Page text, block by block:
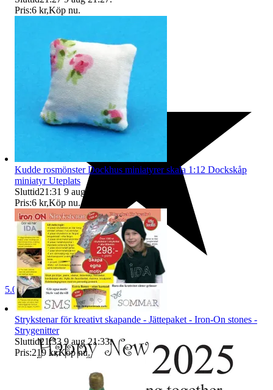
5.0
Pris:6 kr,Köp nu.
Kudde rosmönster Dockhus miniatyrer skala 1:12 Dockskåp
miniatyr Uteplats
Sluttid21:31 9 aug 21:31
Pris:6 kr,Köp nu.
Strykstenar för kreativt skapande - Jättepaket - Iron-On stones -
Strygenitter
Sluttid21:33 9 aug 21:33.
Pris:219 kr,Köp nu.